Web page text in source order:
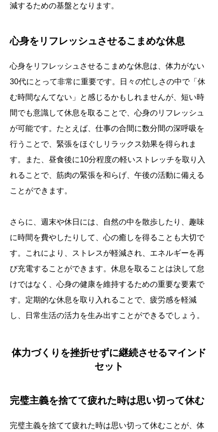
減するための基盤となります。
心身をリフレッシュさせるこまめな休息
心身をリフレッシュさせるこまめな休息は、体力がない
30代にとって非常に重要です。日々の忙しさの中で「休
む時間なんてない」と感じるかもしれませんが、短い時
間でも意識して休息を取ることで、心身のリフレッシュ
が可能です。たとえば、仕事の合間に数分間の深呼吸を
行うことで、緊張をほぐしリラックス効果を得られま
す。また、昼食後に10分程度の軽いストレッチを取り入
れることで、筋肉の緊張を和らげ、午後の活動に備える
ことができます。
さらに、週末や休日には、自然の中を散歩したり、趣味
に時間を費やしたりして、心の癒しを得ることも大切で
す。これにより、ストレスが軽減され、エネルギーを再
び充電することができます。休息を取ることは決して怠
けではなく、心身の健康を維持するための重要な要素で
す。定期的な休息を取り入れることで、疲労感を軽減
し、日常生活の活力を生み出すことができるでしょう。
体力づくりを挫折せずに継続させるマインド
セット
完璧主義を捨てて疲れた時は思い切って休む
完璧主義を捨てて疲れた時は思い切って休むことが、体